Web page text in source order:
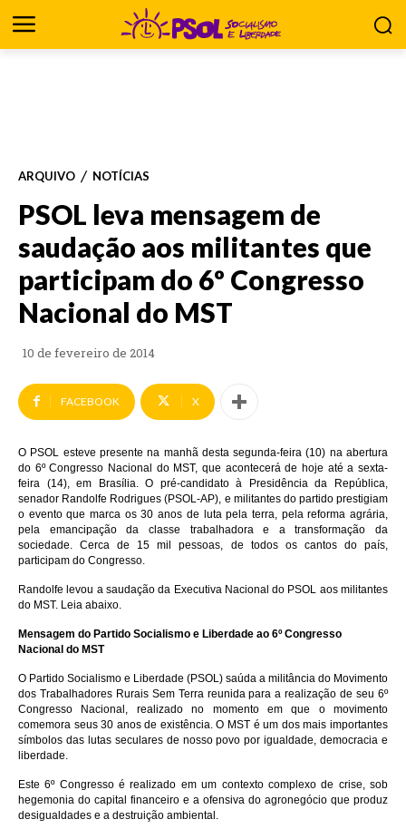
ARQUIVO NOTÍCIAS
PSOL leva mensagem de
saudação aos militantes que
participam do 6º Congresso
Nacional do MST
10 de fevereiro de 2014
FACEBOOK X
O PSOL esteve presente na manhã desta segunda-feira (10) na abertura
do 6º Congresso Nacional do MST, que acontecerá de hoje até a sexta-
feira (14), em Brasília. O pré-candidato à Presidência da República,
senador Randolfe Rodrigues (PSOL-AP), e militantes do partido prestigiam
o evento que marca os 30 anos de luta pela terra, pela reforma agrária,
pela emancipação da classe trabalhadora e a transformação da
sociedade. Cerca de 15 mil pessoas, de todos os cantos do país,
participam do Congresso.
Randolfe levou a saudação da Executiva Nacional do PSOL aos militantes
do MST. Leia abaixo.
Mensagem do Partido Socialismo e Liberdade ao 6º Congresso
Nacional do MST
O Partido Socialismo e Liberdade (PSOL) saúda a militância do Movimento
dos Trabalhadores Rurais Sem Terra reunida para a realização de seu 6º
Congresso Nacional, realizado no momento em que o movimento
comemora seus 30 anos de existência. O MST é um dos mais importantes
símbolos das lutas seculares de nosso povo por igualdade, democracia e
liberdade.
Este 6º Congresso é realizado em um contexto complexo de crise, sob
hegemonia do capital financeiro e a ofensiva do agronegócio que produz
desigualdades e a destruição ambiental.